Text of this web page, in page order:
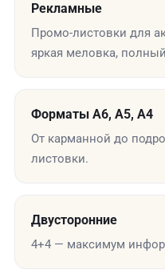
Рекламные
Промо-листовки для
яркая меловка,
Форматы А6, А5, А4
От карманной до
листовки.
Двусторонние
4+4 — максимум